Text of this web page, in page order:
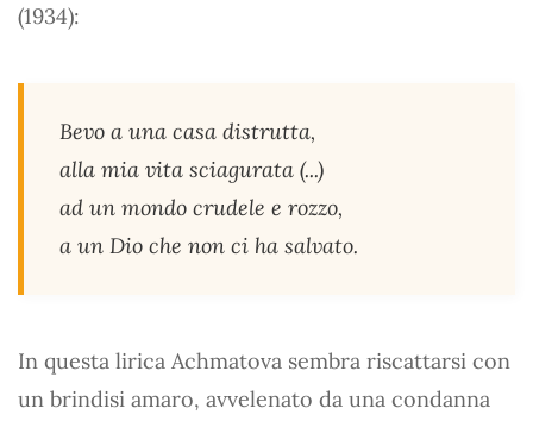
(1934):
Bevo a una casa distrutta,
alla mia vita sciagurata (...)
ad un mondo crudele e rozzo,
a un Dio che non ci ha salvato.
In questa lirica Achmatova sembra riscattarsi con
un brindisi amaro, avvelenato da una condanna